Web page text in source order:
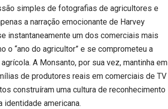
simples de fotografias de agricultores e
a narração emocionante de Harvey
instantaneamente um dos comerciais mais
o “ano do agricultor” e se comprometeu a
A Monsanto, por sua vez, mantinha em
de produtores reais em comerciais de TV
construíram uma cultura de reconhecimento
identidade americana.